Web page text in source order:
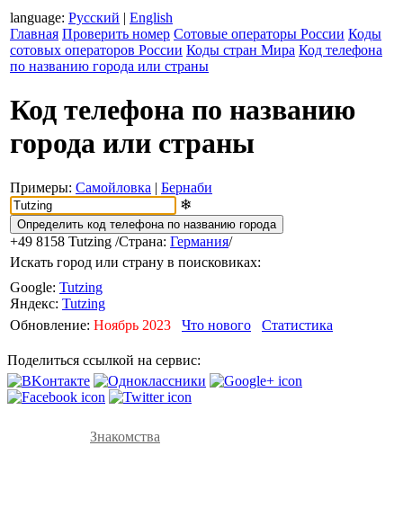
language: Русский | English
Главная Проверить номер Сотовые операторы России Коды
сотовых операторов России Коды стран Мира Код телефона
по названию города или страны
Код телефона по названию
города или страны
Примеры: Самойловка | Бернаби
❄
+49 8158 Tutzing /Страна: Германия/
Искать город или страну в поисковиках:
Google: Tutzing
Яндекс: Tutzing
Обновление: Ноябрь 2023 Что нового Статистика
Поделиться ссылкой на сервис:
Знакомства